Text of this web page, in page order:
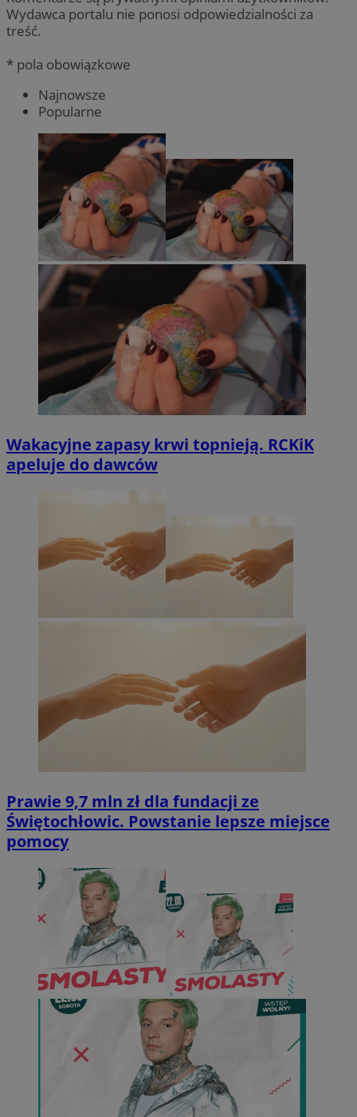
Wydawca portalu nie ponosi odpowiedzialności za
treść.
* pola obowiązkowe
Najnowsze
Popularne
Wakacyjne zapasy krwi topnieją. RCKiK
apeluje do dawców
Prawie 9,7 mln zł dla fundacji ze
Świętochłowic. Powstanie lepsze miejsce
pomocy